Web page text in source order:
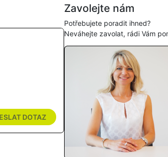
DOTAZ
Zavolejte nám
Potřebujete poradit ihned?
Neváhejte zavolat, rádi Vám